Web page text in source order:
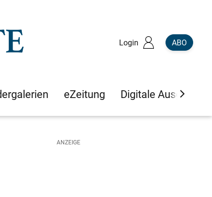
Login ABO
eZeitung Digitale Ausgaben